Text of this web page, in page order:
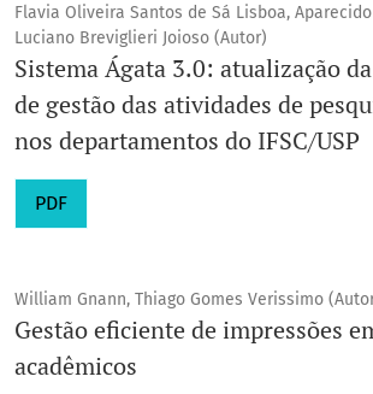
Flavia Oliveira Santos de Sá Lisboa, Aparecido
Luciano Breviglieri Joioso (Autor)
Sistema Ágata 3.0: atualização
de gestão das atividades de
nos departamentos do IFSC/USP
PDF
William Gnann, Thiago Gomes Verissimo
Gestão eficiente de impressões
acadêmicos